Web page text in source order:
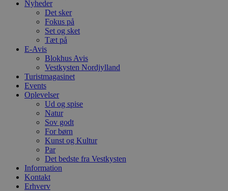
Nyheder
Det sker
Fokus på
Set og sket
Tæt på
E-Avis
Blokhus Avis
Vestkysten Nordjylland
Turistmagasinet
Events
Oplevelser
Ud og spise
Natur
Sov godt
For børn
Kunst og Kultur
Par
Det bedste fra Vestkysten
Information
Kontakt
Erhverv